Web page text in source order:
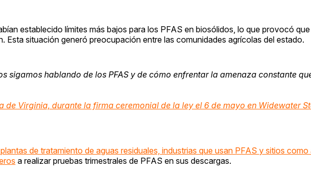
establecido límites más bajos para los PFAS en biosólidos, lo que provocó
Esta situación generó preocupación entre las comunidades agrícolas del estado.
sigamos hablando de los PFAS y de cómo enfrentar la amenaza constante
Virginia, durante la firma ceremonial de la ley el 6 de mayo en Widewater
de tratamiento de aguas residuales, industrias que usan PFAS y sitios
a realizar pruebas trimestrales de PFAS en sus descargas.